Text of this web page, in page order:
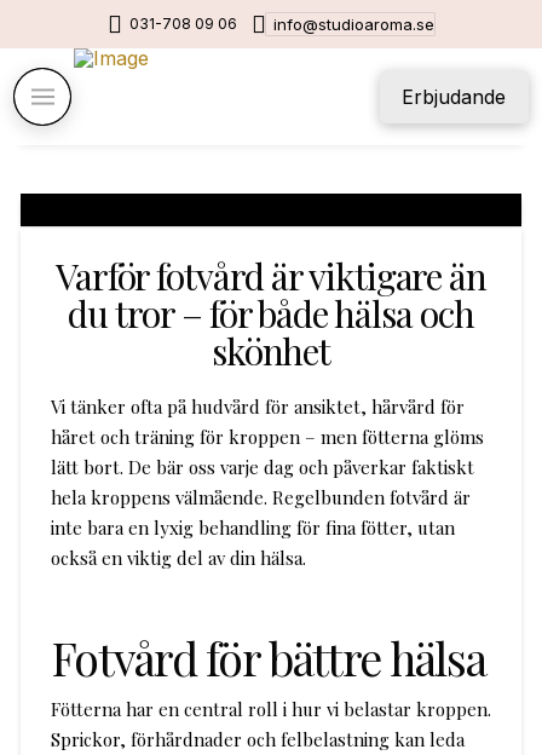
031-708 09 06 info@studioaroma.se
Erbjudande
Varför fotvård är viktigare än
du tror – för både hälsa och
skönhet
Vi tänker ofta på hudvård för ansiktet, hårvård för
håret och träning för kroppen – men fötterna glöms
lätt bort. De bär oss varje dag och påverkar faktiskt
hela kroppens välmående. Regelbunden fotvård är
inte bara en lyxig behandling för fina fötter, utan
också en viktig del av din hälsa.
Fotvård för bättre hälsa
Fötterna har en central roll i hur vi belastar kroppen.
Sprickor, förhårdnader och felbelastning kan leda